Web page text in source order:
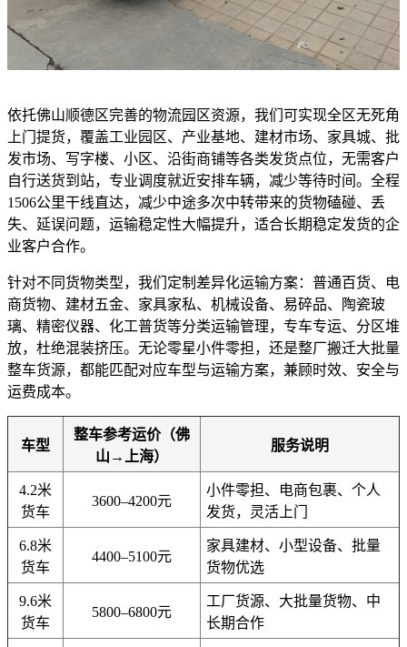
依托佛山顺德区完善的物流园区资源，我们可实现全区无死角
上门提货，覆盖工业园区、产业基地、建材市场、家具城、批
发市场、写字楼、小区、沿街商铺等各类发货点位，无需客户
自行送货到站，专业调度就近安排车辆，减少等待时间。全程
1506公里干线直达，减少中途多次中转带来的货物磕碰、丢
失、延误问题，运输稳定性大幅提升，适合长期稳定发货的企
业客户合作。
针对不同货物类型，我们定制差异化运输方案：普通百货、电
商货物、建材五金、家具家私、机械设备、易碎品、陶瓷玻
璃、精密仪器、化工普货等分类运输管理，专车专运、分区堆
放，杜绝混装挤压。无论零星小件零担，还是整厂搬迁大批量
整车货源，都能匹配对应车型与运输方案，兼顾时效、安全与
运费成本。
车型
整车参考运价（佛
山→上海）
服务说明
4.2米
货车
3600–4200元
小件零担、电商包裹、个人
发货，灵活上门
6.8米
货车
4400–5100元
家具建材、小型设备、批量
货物优选
9.6米
货车
5800–6800元
工厂货源、大批量货物、中
长期合作